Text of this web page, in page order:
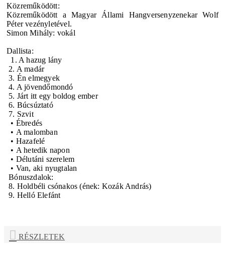
Közreműködött:
Közreműködött a Magyar Állami Hangversenyzenekar Wolf
Péter vezényletével.
Simon Mihály: vokál
Dallista:
1. A hazug lány
2. A madár
3. Én elmegyek
4. A jövendőmondó
5. Járt itt egy boldog ember
6. Búcsúztató
7. Szvit
• Ébredés
• A malomban
• Hazafelé
• A hetedik napon
• Délutáni szerelem
• Van, aki nyugtalan
Bónuszdalok:
8. Holdbéli csónakos (ének: Kozák András)
9. Helló Elefánt
RÉSZLETEK